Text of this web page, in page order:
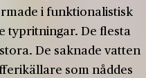
i funktionalistisk
typritningar. De flesta
De saknade vatten
som nåddes